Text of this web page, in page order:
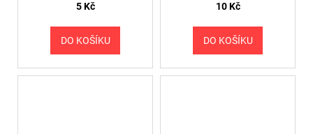
5 Kč
DO KOŠÍKU
10 Kč
DO KOŠÍKU